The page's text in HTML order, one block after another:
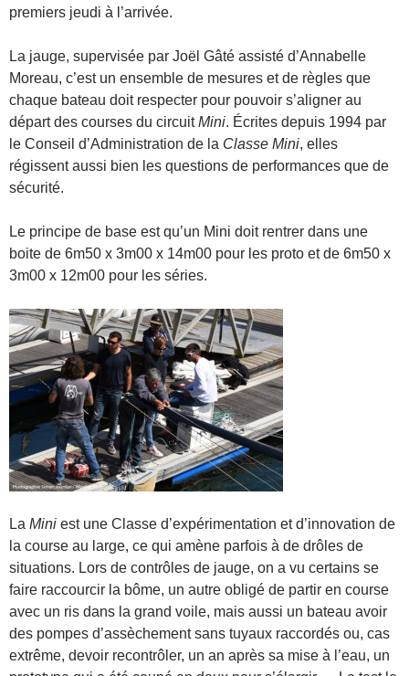
premiers jeudi à l’arrivée.
La jauge, supervisée par Joël Gâté assisté d’Annabelle
Moreau, c’est un ensemble de mesures et de règles que
chaque bateau doit respecter pour pouvoir s’aligner au
départ des courses du circuitMini. Écrites depuis 1994 par
le Conseil d’Administration de la Classe Mini, elles
régissent aussi bien les questions de performances que de
sécurité.
Le principe de base est qu’un Mini doit rentrer dans une
boite de 6m50 x 3m00 x 14m00 pour les proto et de 6m50 x
3m00 x 12m00 pour les séries.
La Mini est une Classe d’expérimentation et d’innovation de
la course au large, ce qui amène parfois à de drôles de
situations. Lors de contrôles de jauge, on a vu certains se
faire raccourcir la bôme, un autre obligé de partir en course
avec un ris dans la grand voile, mais aussi un bateau avoir
des pompes d’assèchement sans tuyaux raccordés ou, cas
extrême, devoir recontrôler, un an après sa mise à l’eau, un